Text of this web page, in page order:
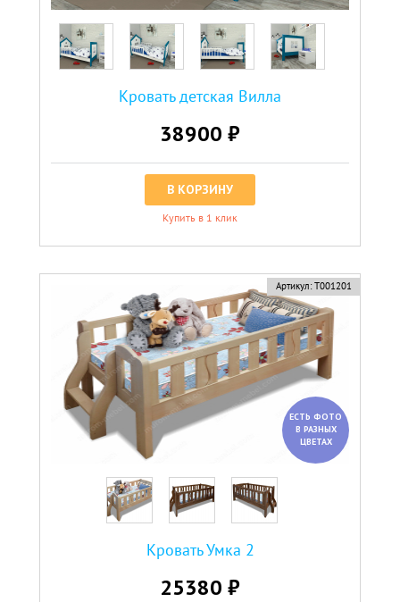
Кровать детская Вилла
38900 ₽
В КОРЗИНУ
Купить в 1 клик
Артикул: Т001201
ЕСТЬ ФОТО
В РАЗНЫХ
ЦВЕТАХ
Кровать Умка 2
25380 ₽